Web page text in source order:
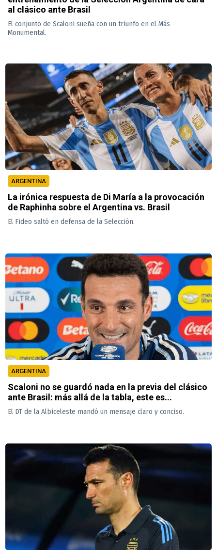
al clásico ante Brasil
El conjunto de Scaloni sueña con un triunfo en el Más
Monumental.
ARGENTINA
La irónica respuesta de Di María a la provocación
de Raphinha sobre el Argentina vs. Brasil
El Fideo saltó en defensa de la Selección.
ARGENTINA
Scaloni no se guardó nada en la previa del clásico
ante Brasil: más allá de la tabla, este es...
El DT de la Albiceleste mandó un mensaje claro y conciso.